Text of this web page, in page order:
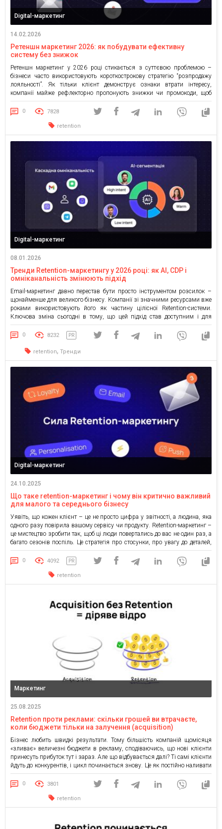
Digital-маркетинг
14.02.2026
Ретеншн маркетинг 2026: як побудувати ефективну
систему без знижок
Ретеншн маркетинг у 2026 році стикається з суттєвою проблемою –
бізнеси часто використовують короткострокову стратегію “розпродажу
лояльності”. Як тільки клієнт демонструє ознаки втрати інтересу,
компанії майже рефлекторно пропонують знижки чи промокоди, щоб
повернути його у вир споживання. Подібна схема справді забезпечує
миттєвий результат: клієнт може повернутися та здійснити ще одну
0 7828
retention
Digital-маркетинг
08.01.2026
Тренди Retention-маркетингу у 2026 році: як AI, CDP і
омніканальність змінюють підхід
Email-маркетинг давно перестав бути просто інструментом розсилок –
щонайменше для великого бізнесу. Компанії зі значними ресурсами вже
роками використовують його як частину цілісної Retention-системи.
Ключова зміна сьогодні в тому, що цей підхід став доступним і для
малого та середнього бізнесу: завдяки автоматизаціям і готовим
рішенням Email дедалі частіше стає елементом повноцінної Retention-
екосистеми, де рішення приймаються […]
0 8232 PR
retention, Тренди
Digital-маркетинг
24.10.2025
Що таке retention-маркетинг і чому він критично важливий
для малого та середнього бізнесу
Уявіть, що кожен клієнт – це не просто цифра у звітності, а людина, яка
одного разу повірила вашому сервісу чи продукту. Retention-маркетинг –
це мистецтво зробити так, щоб ці люди повертались до вас не один раз, а
багато сезонів поспіль. Це стратегія про стосунки, про увагу до деталей,
про відчуття, що клієнт – не випадковість, […]
0 4092 PR
retention
Маркетинг
25.08.2025
Retention проти реклами: скільки грошей ви втрачаєте,
коли бюджети тільки на залучення (acquisition)
Бізнес любить швидкі результати. Тому більшість компаній щомісяця
«зливає» величезні бюджети в рекламу, сподіваючись, що нові клієнти
принесуть прибуток тут і зараз. Але що відбувається далі? Ті самі клієнти
йдуть до конкурентів, і цикл починається знову. Це як постійно наливати
воду в діряве відро: ви витрачаєте гроші, але результат швидко зникає.
Retention-маркетинг працює інакше. Він […]
0 3801
retention